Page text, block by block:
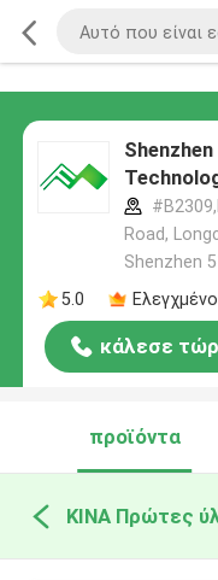
Road,
Shenzhen
5.0
κάλεσε
προϊόντα